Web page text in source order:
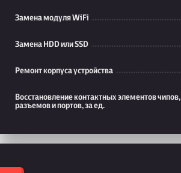
Замена модуля WiFi
Замена HDD или SSD
Ремонт корпуса устройства
Восстановление контактных элементов чипов,
разъемов и портов, за ед.